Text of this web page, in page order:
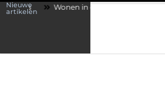
Nieuwe
artikelen
in een karakteristieke woning in